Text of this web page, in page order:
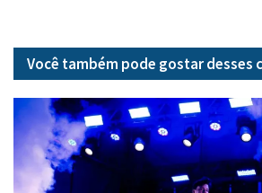
Você também pode gostar desses